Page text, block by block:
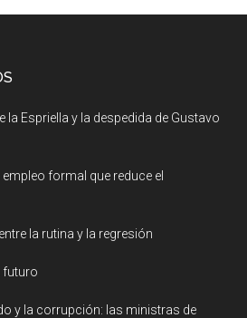
la Espriella y la despedida de Gustavo
formal que reduce el
la rutina y la regresión
futuro
y la corrupción: las ministras de